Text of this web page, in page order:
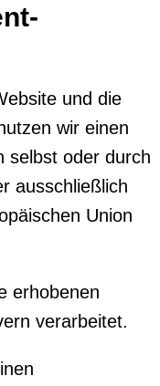
und die
wir einen
selbst oder durch
ausschließlich
Union
erhobenen
verarbeitet.